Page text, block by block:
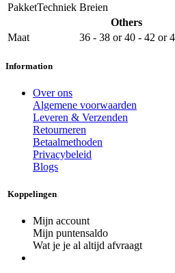
PakketTechniek Breien
Others
Maat
36 - 38 or40 - 42 or
Information
Over ons
Algemene voorwaarden
Leveren & Verzenden
Retourneren
Betaalmethoden
Privacybeleid
Blogs
Koppelingen
Mijn account
Mijn puntensaldo
Wat je je al altijd afvraagt